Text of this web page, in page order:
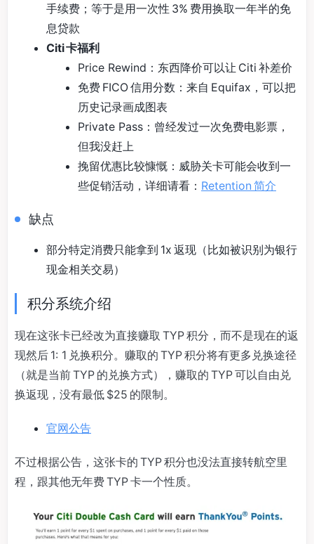
手续费；等于是用一次性 3% 费用换取一年半的免
息贷款
Citi 卡福利
Price Rewind：东西降价可以让 Citi 补差价
免费 FICO 信用分数：来自 Equifax，可以把
历史记录画成图表
Private Pass：曾经发过一次免费电影票，
但我没赶上
挽留优惠比较慷慨：威胁关卡可能会收到一
些促销活动，详细请看： Retention 简介
缺点
部分特定消费只能拿到 1x 返现（比如被识别为银行
现金相关交易）
积分系统介绍
现在这张卡已经改为直接赚取 TYP 积分，而不是现在的返
现然后 1: 1 兑换积分。赚取的 TYP 积分将有更多兑换途径
（就是当前 TYP 的兑换方式），赚取的 TYP 可以自由兑
换返现，没有最低 $25 的限制。
官网公告
不过根据公告，这张卡的 TYP 积分也没法直接转航空里
程，跟其他无年费 TYP 卡一个性质。